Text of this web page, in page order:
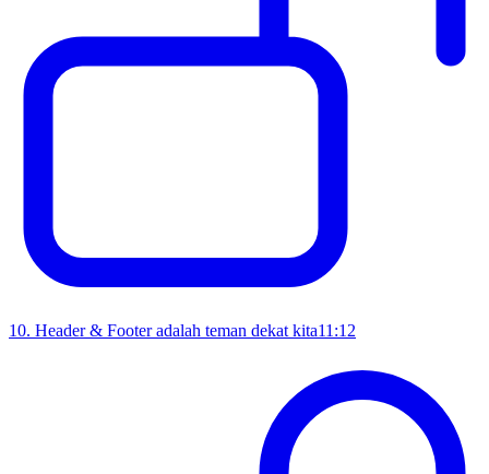
10. Header & Footer adalah teman dekat kita11:12